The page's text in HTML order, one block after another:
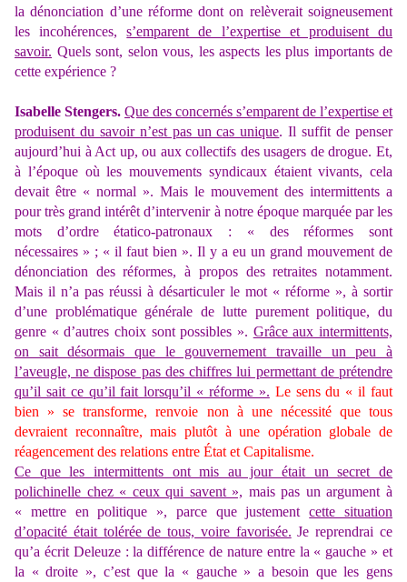
la dénonciation d’une réforme dont on relèverait soigneusement
les incohérences,s’emparent de l’expertise et produisent du
savoir. Quels sont, selon vous, les aspects les plus importants de
cette expérience ?
Isabelle Stengers. Que des concernés s’emparent de l’expertise et
produisent du savoir n’est pas un cas unique. Il suffit de penser
aujourd’hui à Act up, ou aux collectifs des usagers de drogue. Et,
à l’époque où les mouvements syndicaux étaient vivants, cela
devait être « normal ». Mais le mouvement des intermittents a
pour très grand intérêt d’intervenir à notre époque marquée par les
mots d’ordre étatico-patronaux : « des réformes sont
nécessaires » ; « il faut bien ». Il y a eu un grand mouvement de
dénonciation des réformes, à propos des retraites notamment.
Mais il n’a pas réussi à désarticuler le mot « réforme », à sortir
d’une problématique générale de lutte purement politique, du
genre « d’autres choix sont possibles ». Grâce aux intermittents,
on sait désormais que le gouvernement travaille un peu à
l’aveugle, ne dispose pas des chiffres lui permettant de prétendre
qu’il sait ce qu’il fait lorsqu’il « réforme ». Le sens du « il faut
bien » se transforme, renvoie non à une nécessité que tous
devraient reconnaître, mais plutôt à une opération globale de
réagencement des relations entre État et Capitalisme.
Ce que les intermittents ont mis au jour était un secret de
polichinelle chez « ceux qui savent », mais pas un argument à
« mettre en politique », parce que justementcette situation
d’opacité était tolérée de tous, voire favorisée. Je reprendrai ce
qu’a écrit Deleuze : la différence de nature entre la « gauche » et
la « droite », c’est que la « gauche » a besoin que les gens